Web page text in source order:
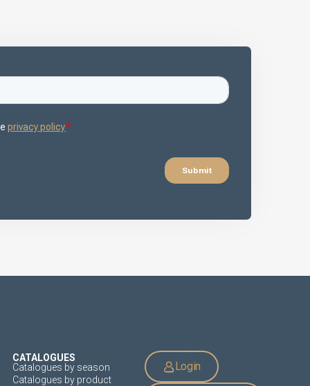
CATALOGUES
Catalogues by season
Catalogues by product
Login